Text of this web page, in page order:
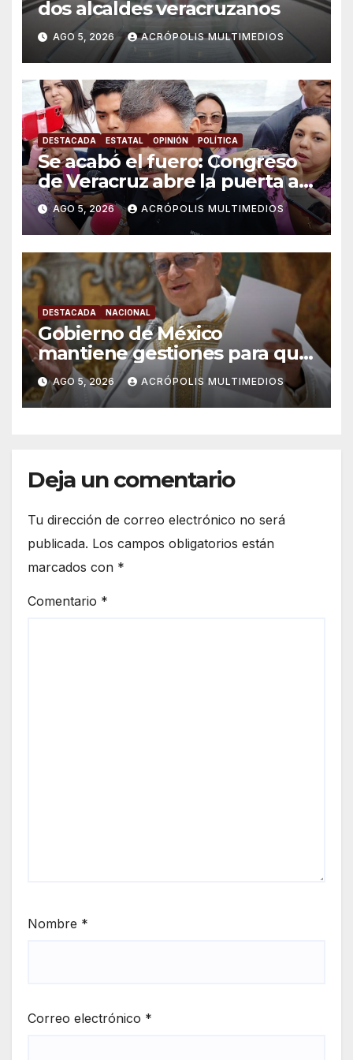
dos alcaldes veracruzanos
AGO 5, 2026 ACRÓPOLIS MULTIMEDIOS
DESTACADA ESTATAL OPINIÓN POLÍTICA
Se acabó el fuero: Congreso
de Veracruz abre la puerta a
proceso penal contra alcalde
de Úrsulo Galván
AGO 5, 2026 ACRÓPOLIS MULTIMEDIOS
DESTACADA NACIONAL
Gobierno de México
mantiene gestiones para que
el Papa León XIV visite el país
AGO 5, 2026 ACRÓPOLIS MULTIMEDIOS
Deja un comentario
Tu dirección de correo electrónico no será
publicada. Los campos obligatorios están
marcados con *
Comentario *
Nombre *
Correo electrónico *